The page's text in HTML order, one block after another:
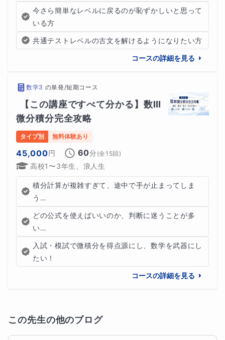
今さら簡単なレベルに戻るのが恥ずかしいと思って
いる方
共通テストレベルの古文を解けるようになりたい方
コースの詳細を見る
数学3 の単発/短期コース
【この講座ですべて分かる】数Ⅲ
微分積分完全攻略
タイプ別 無料体験あり
45,000円 60分 (全15回)
高校1〜3年生、浪人生
積分計算が複雑すぎて、途中で手が止まってしま
う…
どの公式を使えばいいのか、判断に迷うことが多
い…
入試・模試で微積分を得点源にし、数学を武器にし
たい！
コースの詳細を見る
この先生の他のブログ